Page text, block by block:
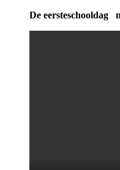
De eersteschooldag